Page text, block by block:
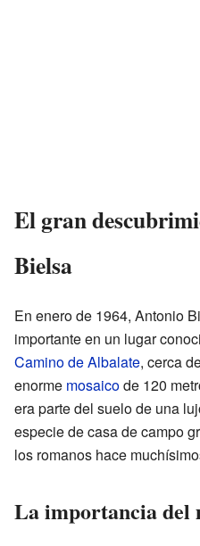
El gran
Bielsa
En enero de 1964, Antonio
importante en un lugar
Camino de Albalate, cerca
enorme mosaicode 120
era parte del suelo de una
especie de casa de campo
los romanos hace
La importancia del